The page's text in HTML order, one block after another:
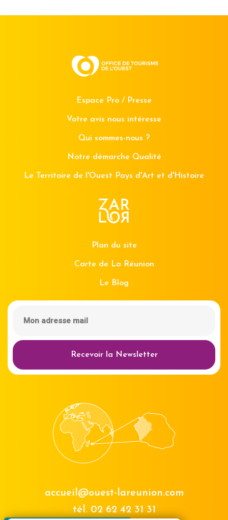
Espace Pro / Presse
Votre avis nous intéresse
Qui sommes-nous ?
Notre démarche Qualité
Le Territoire de l'Ouest Pays d'Art et d'Histoire
Plan du site
Carte de La Réunion
Le Blog
Recevoir la Newsletter
accueil@ouest-lareunion.com
tél. 02 62 42 31 31